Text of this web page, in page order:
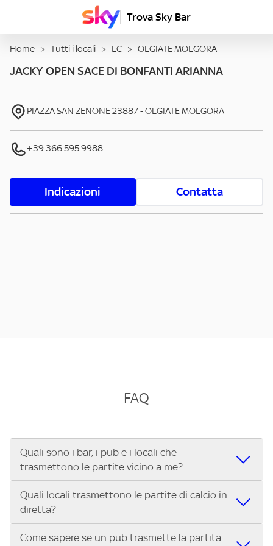
Trova Sky Bar
Home > Tutti i locali > LC > OLGIATE MOLGORA
JACKY OPEN SACE DI BONFANTI ARIANNA
PIAZZA SAN ZENONE23887-OLGIATE MOLGORA
+39 366 595 9988
Indicazioni Contatta
FAQ
Quali sono i bar, i pub e i locali che
trasmettono le partite vicino a me?
Se cerchi un bar, pub, ristorante o locale vicino a te per
vedere le partite di Serie A ENILIVE, la Serie C Sky Wifi, la
UEFA Champions League, la UEFA Europa League, la UEFA
Conference League, il Tennis, la Formula 1®, la MotoGP™ e
Quali locali trasmettono le partite di calcio in
diretta?
Vuoi sapere quali bar, pub o ristoranti mostrano le partite
Come sapere se un pub trasmette la partita